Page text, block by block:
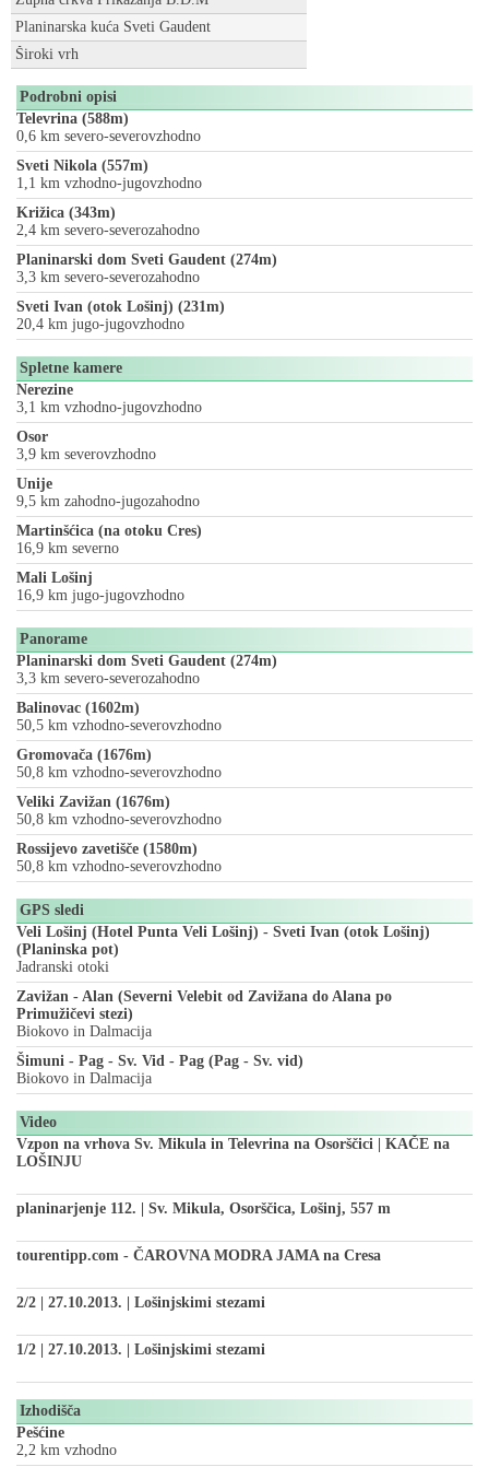
Planinarska kuća Sveti Gaudent
Široki vrh
Podrobni opisi
Televrina (588m)
0,6 km severo-severovzhodno
Sveti Nikola (557m)
1,1 km vzhodno-jugovzhodno
Križica (343m)
2,4 km severo-severozahodno
Planinarski dom Sveti Gaudent (274m)
3,3 km severo-severozahodno
Sveti Ivan (otok Lošinj) (231m)
20,4 km jugo-jugovzhodno
Spletne kamere
Nerezine
3,1 km vzhodno-jugovzhodno
Osor
3,9 km severovzhodno
Unije
9,5 km zahodno-jugozahodno
Martinšćica (na otoku Cres)
16,9 km severno
Mali Lošinj
16,9 km jugo-jugovzhodno
Panorame
Planinarski dom Sveti Gaudent (274m)
3,3 km severo-severozahodno
Balinovac (1602m)
50,5 km vzhodno-severovzhodno
Gromovača (1676m)
50,8 km vzhodno-severovzhodno
Veliki Zavižan (1676m)
50,8 km vzhodno-severovzhodno
Rossijevo zavetišče (1580m)
50,8 km vzhodno-severovzhodno
GPS sledi
Veli Lošinj (Hotel Punta Veli Lošinj) - Sveti Ivan (otok Lošinj)
(Planinska pot)
Jadranski otoki
Zavižan - Alan (Severni Velebit od Zavižana do Alana po
Primužičevi stezi)
Biokovo in Dalmacija
Šimuni - Pag - Sv. Vid - Pag (Pag - Sv. vid)
Biokovo in Dalmacija
Video
Vzpon na vrhova Sv. Mikula in Televrina na Osorščici | KAČE na
LOŠINJU
planinarjenje 112. | Sv. Mikula, Osorščica, Lošinj, 557 m
tourentipp.com - ČAROVNA MODRA JAMA na Cresa
2/2 | 27.10.2013. | Lošinjskimi stezami
1/2 | 27.10.2013. | Lošinjskimi stezami
Izhodišča
Pešćine
2,2 km vzhodno